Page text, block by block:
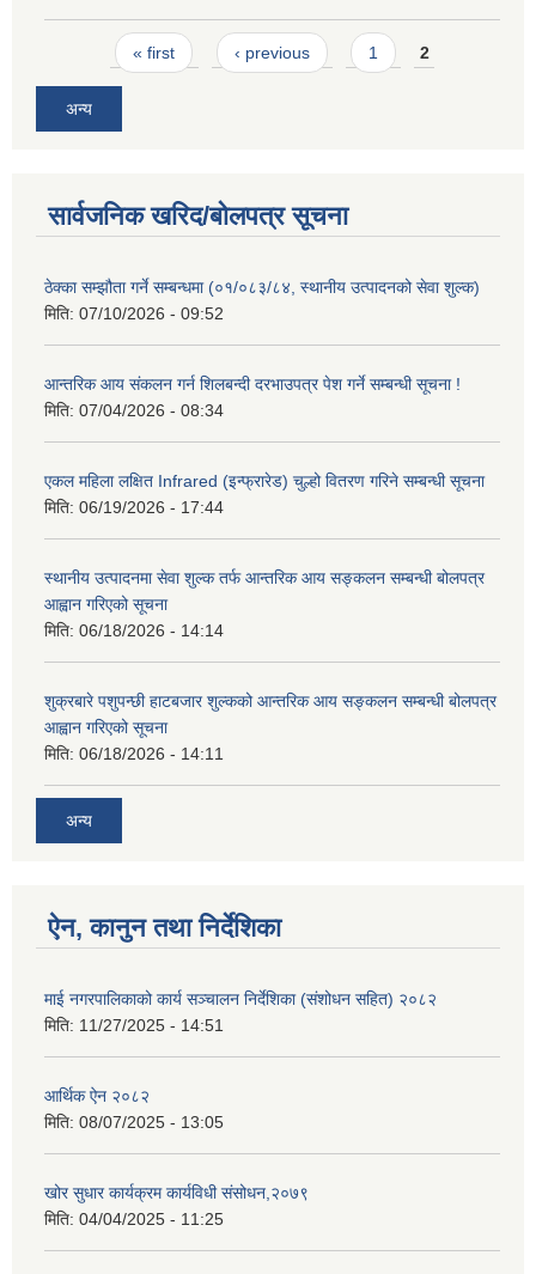
Pages« first ‹ previous 1 2
अन्य
सार्वजनिक खरिद/बोलपत्र सूचना
ठेक्का सम्झौता गर्ने सम्बन्धमा (०१/०८३/८४, स्थानीय उत्पादनको सेवा शुल्क)
मिति: 07/10/2026 - 09:52
आन्तरिक आय संकलन गर्न शिलबन्दी दरभाउपत्र पेश गर्ने सम्बन्धी सूचना !
मिति: 07/04/2026 - 08:34
एकल महिला लक्षित Infrared (इन्फ्रारेड) चुल्हो वितरण गरिने सम्बन्धी सूचना
मिति: 06/19/2026 - 17:44
स्थानीय उत्पादनमा सेवा शुल्क तर्फ आन्तरिक आय सङ्कलन सम्बन्धी बोलपत्र
आह्वान गरिएको सूचना
मिति: 06/18/2026 - 14:14
शुक्रबारे पशुपन्छी हाटबजार शुल्कको आन्तरिक आय सङ्कलन सम्बन्धी बोलपत्र
आह्वान गरिएको सूचना
मिति: 06/18/2026 - 14:11
अन्य
ऐन, कानुन तथा निर्देशिका
माई नगरपालिकाको कार्य सञ्चालन निर्देशिका (संशोधन सहित) २०८२
मिति: 11/27/2025 - 14:51
आर्थिक ऐन २०८२
मिति: 08/07/2025 - 13:05
खोर सुधार कार्यक्रम कार्यविधी संसोधन,२०७९
मिति: 04/04/2025 - 11:25